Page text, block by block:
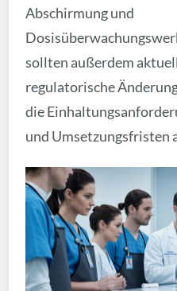
Abschirmung und
sollten außerdem
regulatorische
die
und Umsetzungsfristen